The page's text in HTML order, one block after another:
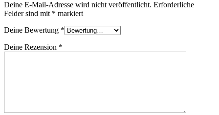
Deine E-Mail-Adresse wird nicht veröffentlicht. Erforderliche
Felder sind mit * markiert
Deine Bewertung *
Deine Rezension *